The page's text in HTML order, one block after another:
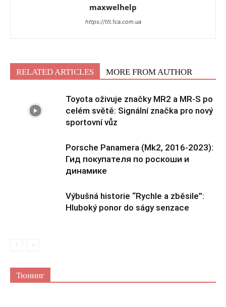
maxwelhelp
https://ttt.1ca.com.ua
RELATED ARTICLES MORE FROM AUTHOR
Toyota oživuje značky MR2 a MR-S po
celém světě: Signální značka pro nový
sportovní vůz
Porsche Panamera (Mk2, 2016-2023):
Гид покупателя по роскоши и
динамике
Výbušná historie “Rychle a zběsile”:
Hluboký ponor do ságy senzace
Тюнинг